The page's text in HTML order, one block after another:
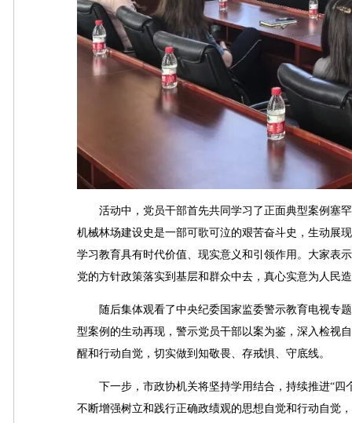
活动中，党员干部首先共同学习了正面典型案例塞罕
机械林场建设史是一部可歌可泣的艰苦奋斗史，生动展
学习教育具有时代价值、现实意义和引领作用。大家表
党的方针政策落实到基层和群众中去，真心实意为人民
随后集体观看了中央纪委国家监委警示教育电视专题
型案例的生动再现，警示党员干部以案为鉴，深入检视
醒和行动自觉，切实做到知敬畏、存戒惧、守底线。
下一步，市政协机关将坚持学用结合，持续推进“四
不断增强树立和践行正确政绩观的思想自觉和行动自觉